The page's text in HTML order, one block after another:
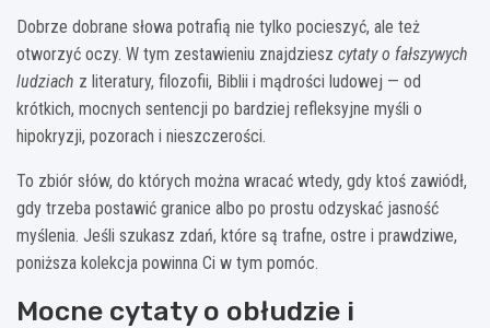
Dobrze dobrane słowa potrafią nie tylko pocieszyć, ale też
otworzyć oczy. W tym zestawieniu znajdziesz cytaty o fałszywych
ludziach z literatury, filozofii, Biblii i mądrości ludowej — od
krótkich, mocnych sentencji po bardziej refleksyjne myśli o
hipokryzji, pozorach i nieszczerości.
To zbiór słów, do których można wracać wtedy, gdy ktoś zawiódł,
gdy trzeba postawić granice albo po prostu odzyskać jasność
myślenia. Jeśli szukasz zdań, które są trafne, ostre i prawdziwe,
poniższa kolekcja powinna Ci w tym pomóc.
Mocne cytaty o obłudzie i